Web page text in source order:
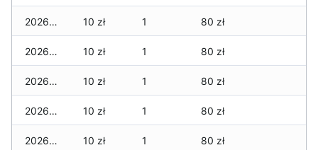
2026-01-28 10 zł 1 80 zł
2026-01-27 10 zł 1 80 zł
2026-01-26 10 zł 1 80 zł
2026-01-25 10 zł 1 80 zł
2026-01-24 10 zł 1 80 zł